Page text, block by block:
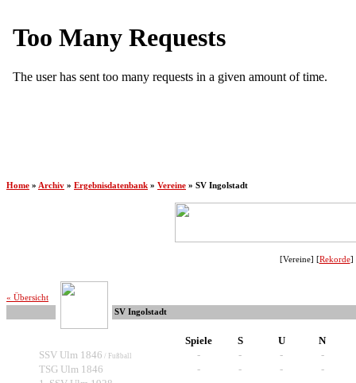
Home » Archiv » Ergebnisdatenbank » Vereine » SV Ingolstadt
[Vereine] [Rekorde]
« Übersicht
SV Ingolstadt
Spiele S U
N
SSV Ulm 1846 / Fußball - - -
-
TSG Ulm 1846
- - -
-